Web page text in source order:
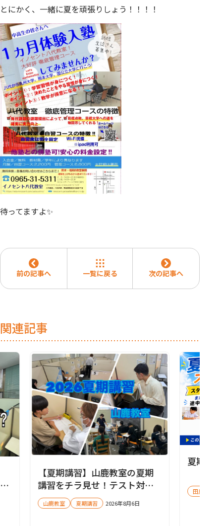
とにかく、一緒に夏を頑張りしょう！！！！
待ってますよ✨
前の記事へ 一覧に戻る 次の記事へ
関連記事
【夏期講習】山鹿教室の夏期
講習をチラ見せ！テスト対策
会も実施します✨
山鹿教室 夏期講習 2026年8月6日
夏期講
田島教室